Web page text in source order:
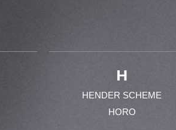
H
HENDER SCHEME
HORO